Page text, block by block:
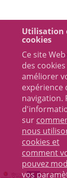
Utilisation
cookies
Ce site
des
améliorer
expérience
navigation.
sur
nous
cookies et
comment
pouvez
vos